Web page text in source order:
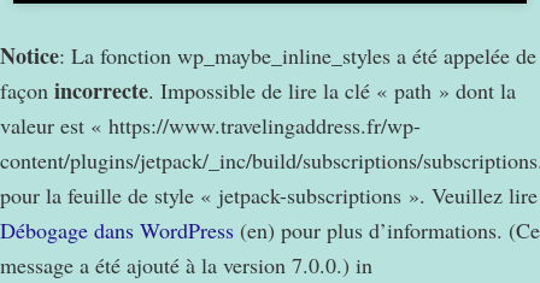
Notice: La fonction wp_maybe_inline_styles a été appelée de
façon incorrecte. Impossible de lire la clé « path » dont la
valeur est « https://www.travelingaddress.fr/wp-
content/plugins/jetpack/_inc/build/subscriptions/
pour la feuille de style « jetpack-subscriptions ». Veuillez lire
Débogage dans WordPress (en) pour plus d’informations. (Ce
message a été ajouté à la version 7.0.0.) in